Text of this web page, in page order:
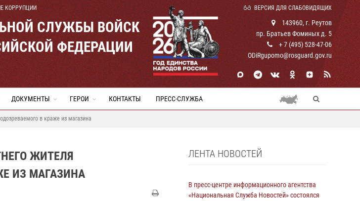
КОРРУПЦИИ ВЕРСИЯ ДЛЯ СЛАБОВИДЯЩИХ
СЛУЖБЫ ВОЙСК
ФЕДЕРАЦИИ
143960, г. Реутов
пр. Братьев Фоминых д. 5
+ 7 (495) 528-47-06
ODiRgupomo@rosguard.gov.ru
ДОКУМЕНТЫ ГЕРОИ КОНТАКТЫ ПРЕСС-СЛУЖБА
в краже из магазина
ЖИТЕЛЯ
ИЗ МАГАЗИНА
ЛЕНТА НОВОСТЕЙ
В пресс-центре информационного агентства
«Национальная Служба Новостей» состоялся